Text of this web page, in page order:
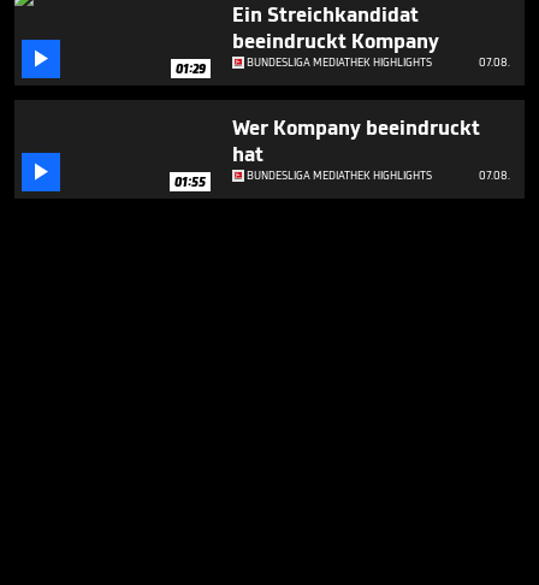
 01:29
Ein Streichkandidat
beeindruckt Kompany
BUNDESLIGA MEDIATHEK HIGHLIGHTS 07.08.
 01:55
Wer Kompany beeindruckt
hat
BUNDESLIGA MEDIATHEK HIGHLIGHTS 07.08.